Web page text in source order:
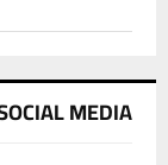
MEDIA